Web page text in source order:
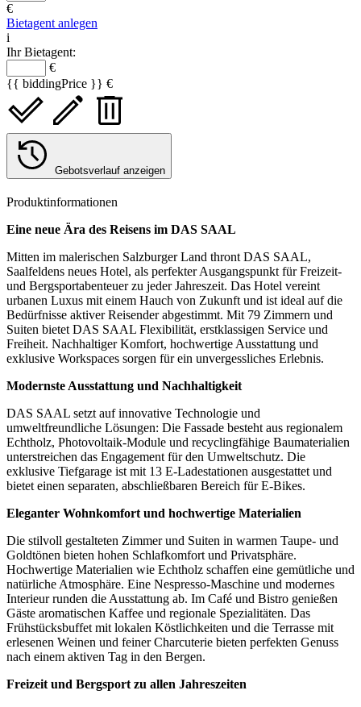
€
Bietagent anlegen
i
Ihr Bietagent:
€
{{ biddingPrice }} €
Gebotsverlauf anzeigen
Produktinformationen
Eine neue Ära des Reisens im DAS SAAL
Mitten im malerischen Salzburger Land thront DAS SAAL,
Saalfeldens neues Hotel, als perfekter Ausgangspunkt für Freizeit-
und Bergsportabenteuer zu jeder Jahreszeit. Das Hotel vereint
urbanen Luxus mit einem Hauch von Zukunft und ist ideal auf die
Bedürfnisse aktiver Reisender abgestimmt. Mit 79 Zimmern und
Suiten bietet DAS SAAL Flexibilität, erstklassigen Service und
Freiheit. Nachhaltiger Komfort, hochwertige Ausstattung und
exklusive Workspaces sorgen für ein unvergessliches Erlebnis.
Modernste Ausstattung und Nachhaltigkeit
DAS SAAL setzt auf innovative Technologie und
umweltfreundliche Lösungen: Die Fassade besteht aus regionalem
Echtholz, Photovoltaik-Module und recyclingfähige Baumaterialien
unterstreichen das Engagement für den Umweltschutz. Die
exklusive Tiefgarage ist mit 13 E-Ladestationen ausgestattet und
bietet einen separaten, abschließbaren Bereich für E-Bikes.
Eleganter Wohnkomfort und hochwertige Materialien
Die stilvoll gestalteten Zimmer und Suiten in warmen Taupe- und
Goldtönen bieten hohen Schlafkomfort und Privatsphäre.
Hochwertige Materialien wie Echtholz schaffen eine gemütliche und
natürliche Atmosphäre. Eine Nespresso-Maschine und modernes
Interieur runden die Ausstattung ab. Im Café und Bistro genießen
Gäste aromatischen Kaffee und regionale Spezialitäten. Das
Frühstücksbuffet mit lokalen Köstlichkeiten und die Terrasse mit
erlesenen Weinen und feiner Charcuterie bieten perfekten Genuss
nach einem aktiven Tag in den Bergen.
Freizeit und Bergsport zu allen Jahreszeiten